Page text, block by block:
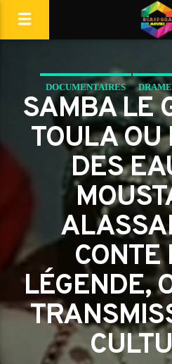
DOCUMENTAIRES DRAME
SAMBA LE
TOULA OU
DES
CONTE
LÉGENDE,